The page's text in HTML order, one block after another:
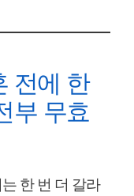
전에 한
부 무효
한 번 더 갈라